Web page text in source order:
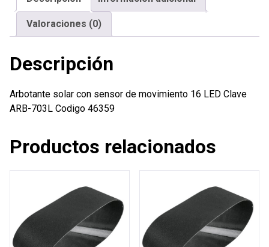
LED
cantidad
Valoraciones (0)
Descripción
Arbotante solar con sensor de movimiento 16 LED Clave
ARB-703L Codigo 46359
Productos relacionados